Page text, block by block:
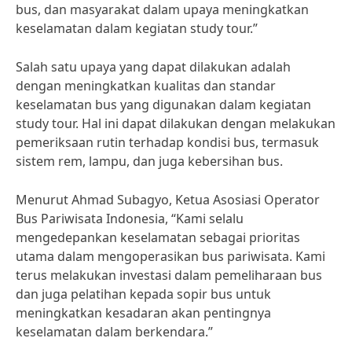
bus, dan masyarakat dalam upaya meningkatkan
keselamatan dalam kegiatan study tour.”
Salah satu upaya yang dapat dilakukan adalah
dengan meningkatkan kualitas dan standar
keselamatan bus yang digunakan dalam kegiatan
study tour. Hal ini dapat dilakukan dengan melakukan
pemeriksaan rutin terhadap kondisi bus, termasuk
sistem rem, lampu, dan juga kebersihan bus.
Menurut Ahmad Subagyo, Ketua Asosiasi Operator
Bus Pariwisata Indonesia, “Kami selalu
mengedepankan keselamatan sebagai prioritas
utama dalam mengoperasikan bus pariwisata. Kami
terus melakukan investasi dalam pemeliharaan bus
dan juga pelatihan kepada sopir bus untuk
meningkatkan kesadaran akan pentingnya
keselamatan dalam berkendara.”